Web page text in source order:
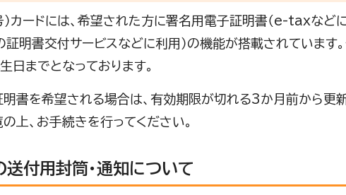
）カードには、希望された方に署名用電子証明書（e-taxなど
証明書交付サービスなどに利用）の機能が搭載されています
日までとなっております。
書を希望される場合は、有効期限が切れる3か月前から更
上、お手続きを行ってください。
付用封筒・通知について